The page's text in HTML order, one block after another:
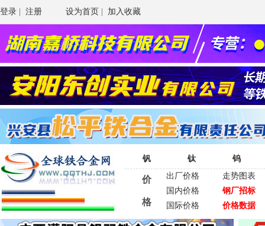
登录 注册 设为首页 加入收藏
钒 钛 钨
价
格
出厂价格
走势图表
国内价格
钢厂招标
国际价格
价格数据